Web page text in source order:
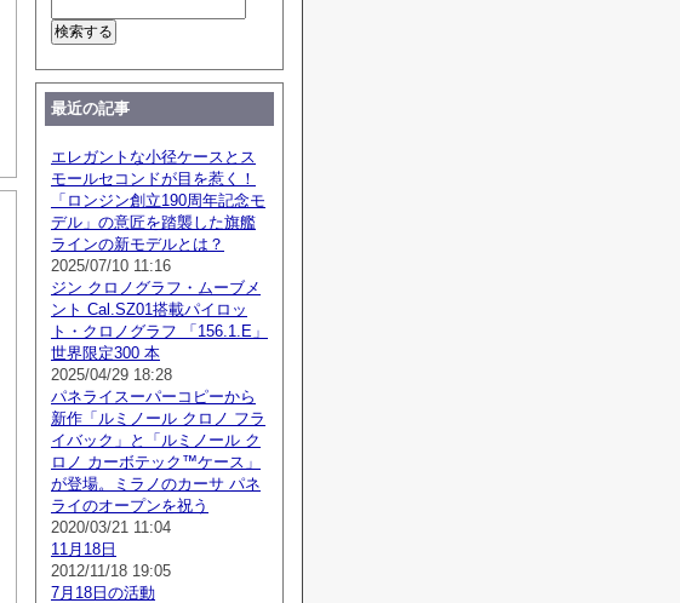
最近の記事
エレガントな小径ケースとス
モールセコンドが目を惹く！
「ロンジン創立190周年記念モ
デル」の意匠を踏襲した旗艦
ラインの新モデルとは？
2025/07/10 11:16
ジン クロノグラフ・ムーブメ
ント Cal.SZ01搭載パイロッ
ト・クロノグラフ 「156.1.E」
世界限定300 本
2025/04/29 18:28
パネライスーパーコピーから
新作「ルミノール クロノ フラ
イバック」と「ルミノール ク
ロノ カーボテック™ケース」
が登場。ミラノのカーサ パネ
ライのオープンを祝う
2020/03/21 11:04
11月18日
2012/11/18 19:05
7月18日の活動